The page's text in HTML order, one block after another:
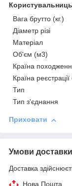
Вага брутто (кг.)
Діаметр різі
Матеріал
Об'єм (м3)
Країна
Країна
Тип
Тип з'єднання
Приховати
Умови доставки
Доставка
Нова Пошта